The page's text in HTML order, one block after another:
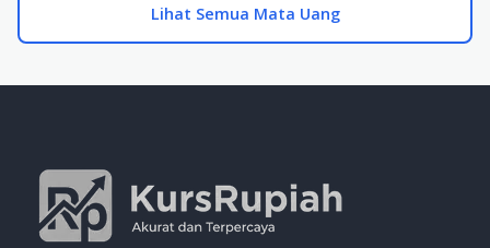
Lihat Semua Mata Uang